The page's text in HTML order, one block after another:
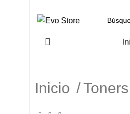
Inicio Toners